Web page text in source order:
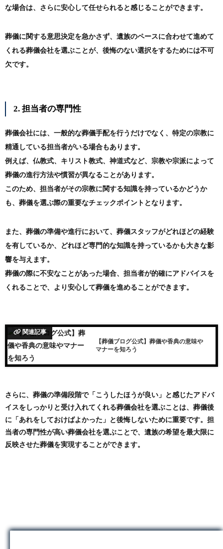
な場合は、さらに安心して任せられると感じることができます。
葬儀に関する意思決定を急かさず、遺族のペースに合わせて進めて
くれる葬儀会社を選ぶことが、後悔のない選択をするためには不可
欠です。
2. 担当者の専門性
葬儀会社には、一般的な葬儀手配を行うだけでなく、特定の宗教に
精通している担当者がいる場合もあります。
例えば、仏教式、キリスト教式、神道式など、宗教や宗派によって
葬儀の進行方法や慣習が異なることがあります。
このため、担当者がその宗教に関する知識を持っているかどうか
も、葬儀を選ぶ際の重要なチェックポイントとなります。
また、葬儀の準備や進行において、葬儀スタッフがどれほどの経験
を有しているか、どれほど専門的な知識を持っているかも大きな影
響を与えます。
葬儀の際に不安なことがあった場合、担当者が的確にアドバイスを
くれることで、より安心して葬儀を進めることができます。
関連記事
【葬儀ブログ公式】葬儀や香典の意味や
マナーを知ろう
さらに、葬儀の準備段階で「こうしたほうが良い」と感じたアドバ
イスをしっかりと受け入れてくれる葬儀会社を選ぶことは、葬儀後
に「あれをしておけばよかった」と後悔しないために重要です。担
当者の専門性が高い葬儀会社を選ぶことで、遺族の希望を最大限に
反映させた葬儀を実現することができます。